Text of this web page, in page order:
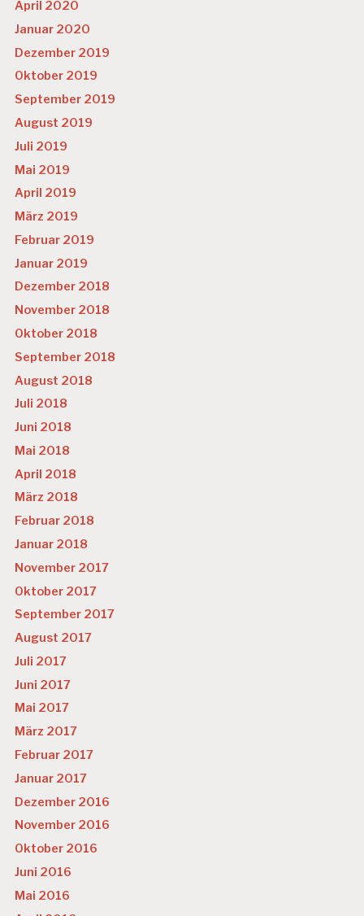
April 2020
Januar 2020
Dezember 2019
Oktober 2019
September 2019
August 2019
Juli 2019
Mai 2019
April 2019
März 2019
Februar 2019
Januar 2019
Dezember 2018
November 2018
Oktober 2018
September 2018
August 2018
Juli 2018
Juni 2018
Mai 2018
April 2018
März 2018
Februar 2018
Januar 2018
November 2017
Oktober 2017
September 2017
August 2017
Juli 2017
Juni 2017
Mai 2017
März 2017
Februar 2017
Januar 2017
Dezember 2016
November 2016
Oktober 2016
Juni 2016
Mai 2016